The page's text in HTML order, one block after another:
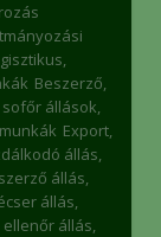
Beszerző,
állások,
Export,
állás,
állás,
állás,
ellenőr állás,